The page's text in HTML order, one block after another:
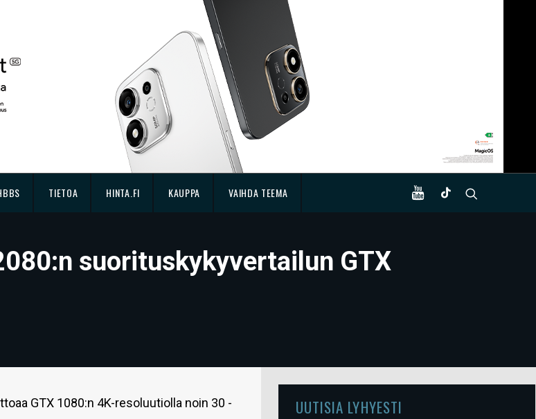
TIETOA HINTA.FI KAUPPA VAIHDA TEEMA
suorituskykyvertailun GTX
GTX 1080:n 4K-resoluutiolla noin 30 -
UUTISIA LYHYESTI